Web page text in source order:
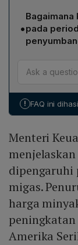
Penurunan
harga
Serikat,
penurunan
serta
•
Bagaimana
pada
Realisasi
(KND)
2024,
Layanan
sakit dan
! FAQ ini
Menteri
dipengaruhi
migas.
harga
Amerika